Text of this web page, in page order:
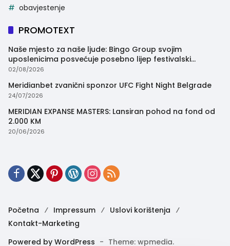
obavjestenje
PROMOTEXT
Naše mjesto za naše ljude: Bingo Group svojim
uposlenicima posvećuje posebno lijep festivalski
trenutak
02/08/2026
Meridianbet zvanični sponzor UFC Fight Night Belgrade
24/07/2026
MERIDIAN EXPANSE MASTERS: Lansiran pohod na fond od
2.000 KM
20/06/2026
Početna Impressum
Uslovi korištenja
Kontakt-Marketing
Powered by WordPress - Theme: wpmedia.